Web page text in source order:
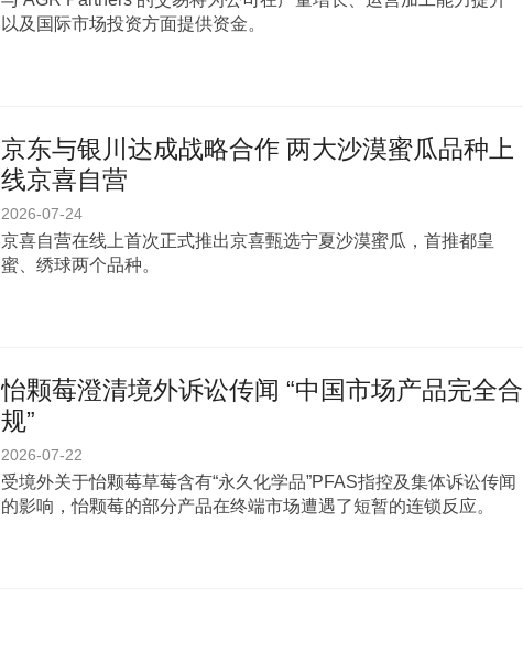
以及国际市场投资方面提供资金。
京东与银川达成战略合作 两大沙漠蜜瓜品种上
线京喜自营
2026-07-24
京喜自营在线上首次正式推出京喜甄选宁夏沙漠蜜瓜，首推都皇
蜜、绣球两个品种。
怡颗莓澄清境外诉讼传闻 “中国市场产品完全合
规”
2026-07-22
受境外关于怡颗莓草莓含有“永久化学品”PFAS指控及集体诉讼传闻
的影响，怡颗莓的部分产品在终端市场遭遇了短暂的连锁反应。